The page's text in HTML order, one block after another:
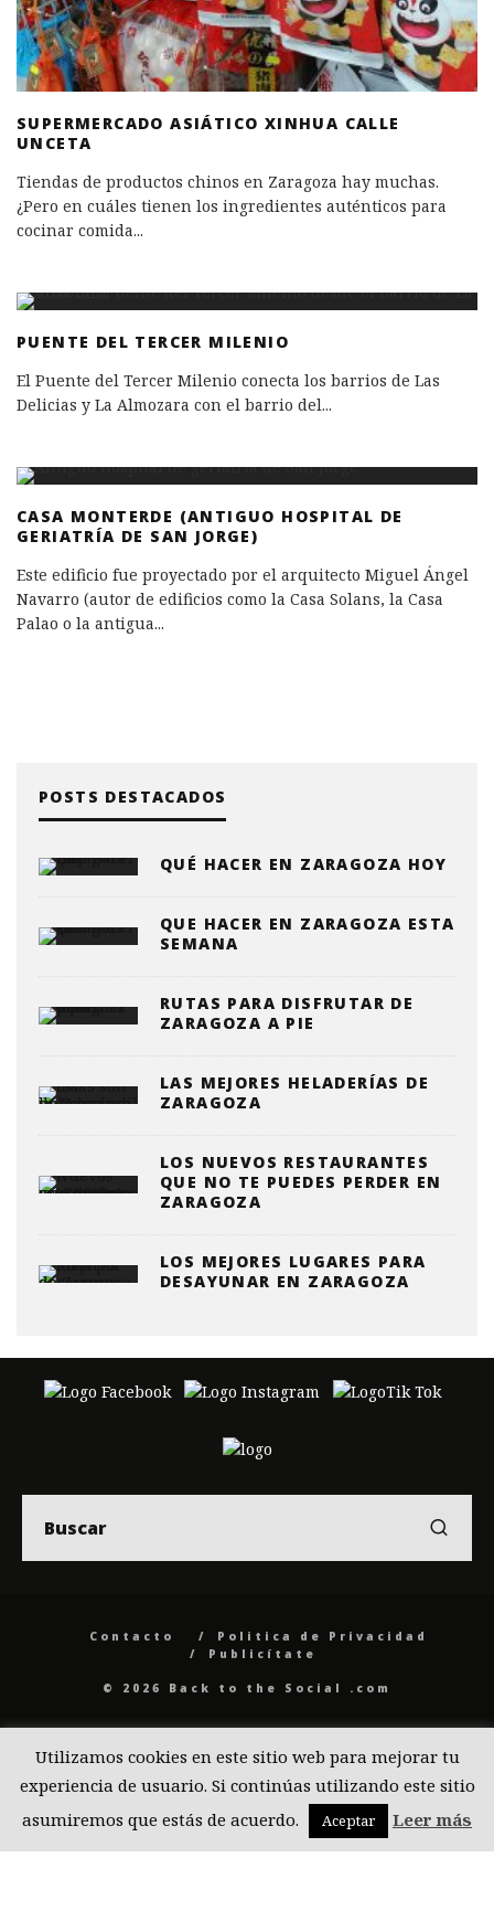
SUPERMERCADO ASIÁTICO XINHUA CALLE
UNCETA
Tiendas de productos chinos en Zaragoza hay muchas.
¿Pero en cuáles tienen los ingredientes auténticos para
cocinar comida...
PUENTE DEL TERCER MILENIO
El Puente del Tercer Milenio conecta los barrios de Las
Delicias y La Almozara con el barrio del...
CASA MONTERDE (ANTIGUO HOSPITAL DE
GERIATRÍA DE SAN JORGE)
Este edificio fue proyectado por el arquitecto Miguel Ángel
Navarro (autor de edificios como la Casa Solans, la Casa
Palao o la antigua...
POSTS DESTACADOS
QUÉ HACER EN ZARAGOZA HOY
QUE HACER EN ZARAGOZA ESTA
SEMANA
RUTAS PARA DISFRUTAR DE
ZARAGOZA A PIE
LAS MEJORES HELADERÍAS DE
ZARAGOZA
LOS NUEVOS RESTAURANTES
QUE NO TE PUEDES PERDER EN
ZARAGOZA
LOS MEJORES LUGARES PARA
DESAYUNAR EN ZARAGOZA
Contacto
Politica de Privacidad
Publicítate
© 2026 Back to the Social .com
Utilizamos cookies en este sitio web para mejorar tu
experiencia de usuario. Si continúas utilizando este sitio
asumiremos que estás de acuerdo.
Aceptar Leer más